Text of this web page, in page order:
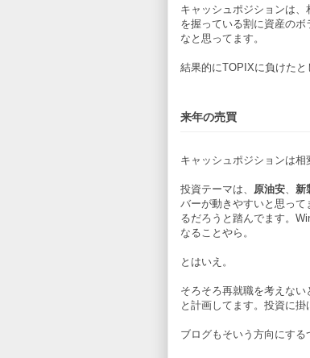
キャッシュポジションは、
を握っている割に資産の
なと思ってます。
結果的にTOPIXに負けたと
来年の売買
キャッシュポジションは相
投資テーマは、 原油安、 新
バーが動きやすいと思っ
るだろうと踏んでます。
なることやら。
とはいえ。
そろそろ再就職を考えな
と計画してます。投資に掛
ブログもそいう方向にする